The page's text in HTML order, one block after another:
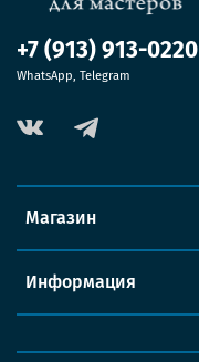
Магазин
Информация
+7 (913) 913-0220
WhatsApp, Telegram